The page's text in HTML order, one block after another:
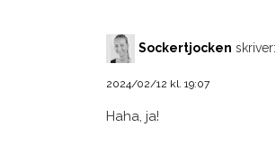
Sockertjocken skriver:
2024/02/12 kl. 19:07
Haha, ja!